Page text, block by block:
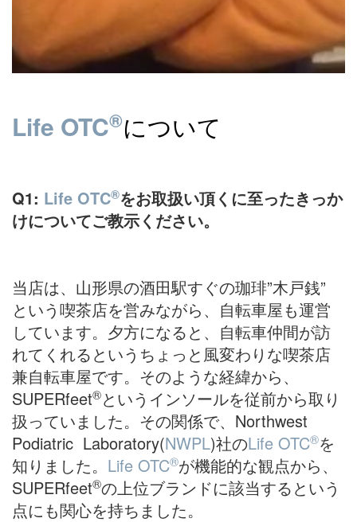
Life OTC®について
Q1: Life OTC®をお取扱い頂くに至ったきっか
けについてご教示ください。
当店は、山形県の酒田駅すぐの珈琲”木戸銭”
という喫茶店を営みながら、自転車屋も運営
しています。夕方になると、自転車仲間が訪
れてくれるというちょっと風変わりな喫茶店
兼自転車屋です。そのような経緯から、
SUPERfeet®というインソールを従前から取り
扱っていました。その関係で、Northwest
Podiatric Laboratory(NWPL)社のLife OTC®を
知りました。 Life OTC®が機能的な観点から、
SUPERfeet®の上位ブランドに該当するという
点にも関心を持ちました。